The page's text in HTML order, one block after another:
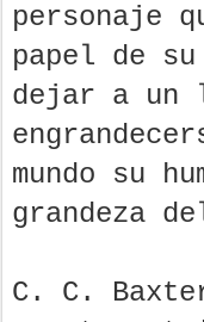
personaje
papel de
dejar a un
mundo su
grandeza
C. C.